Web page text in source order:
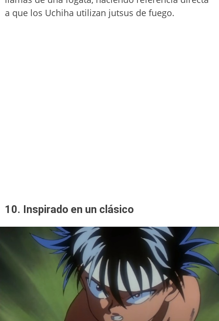
a que los Uchiha utilizan jutsus de fuego.
10. Inspirado en un clásico